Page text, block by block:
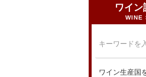
ワイン
WINE